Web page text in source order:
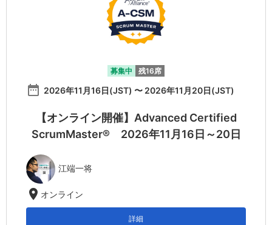
募集中 残16席
date_range 2026年11月16日(JST) 〜 2026年11月20日(JST)
【オンライン開催】Advanced Certified
ScrumMaster® 2026年11月16日～20日
江端一将
location_on オンライン
詳細